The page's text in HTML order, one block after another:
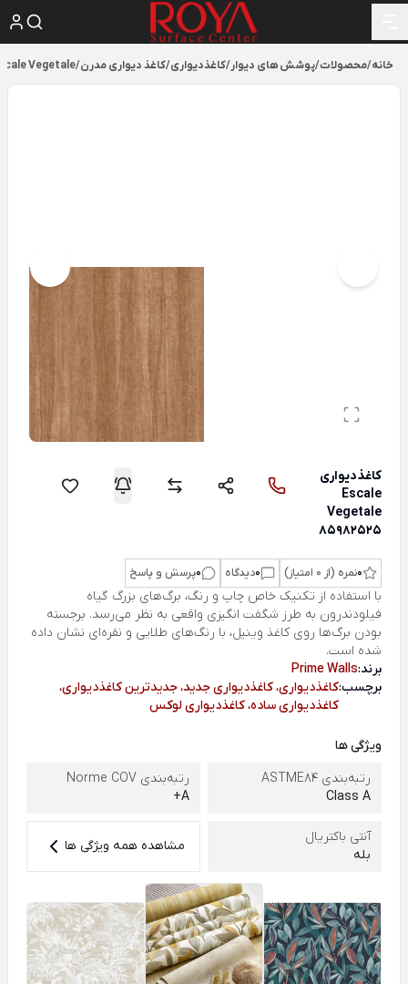
خانه/محصولات/پوشش های دیوار/کاغذدیواری/کاغذ دیواری مدرن/
Vegetale
کاغذ‌دیواری
Escale
Vegetale
85982525
0نمره (از 0 امتیاز) 0دیدگاه 0پرسش و پاسخ
با استفاده از تکنیک خاص چاپ و رنگ، برگ‌های بزرگ گیاه
فیلودندرون به طرز شگفت انگیزی واقعی به نظر می‌رسد. برجسته
بودن برگ‌ها روی کاغذ وینیل، با رنگ‌های طلایی و نقره‌ای نشان داده
شده است.
برند:Prime Walls
برچسب:کاغذدیواری، کاغذدیواری جدید، جدیدترین کاغذدیواری،
کاغذدیواری ساده، کاغذدیواری لوکس
ویژگی ها
رتبه‌بندی ASTME84
Class A
رتبه‌بندی Norme COV
A+
آنتی باکتریال
بله
مشاهده همه ویژگی ها